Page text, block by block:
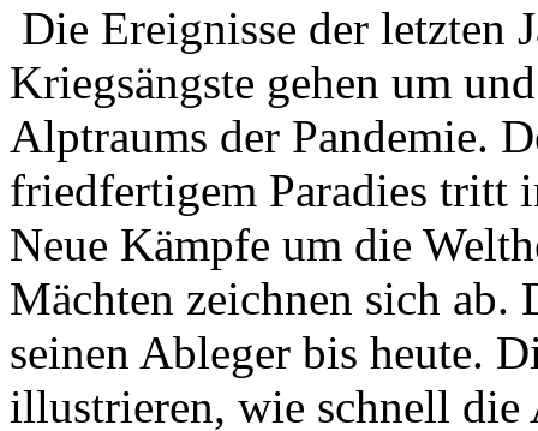
Die Ereignisse der letzten
Kriegsängste gehen um
Alptraums der Pandemie.
friedfertigem Paradies tritt
Neue Kämpfe um die
Mächten zeichnen sich
seinen Ableger bis heute.
illustrieren, wie schnell die